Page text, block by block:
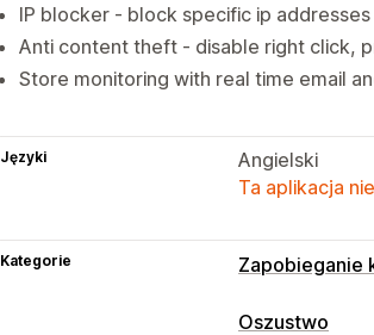
IP blocker - block specific ip
Anti content theft - disable right click,
Store monitoring with real time email
Języki
Angielski
Ta aplikacja
Kategorie Zapobieganie
Zasoby
Oszustwo